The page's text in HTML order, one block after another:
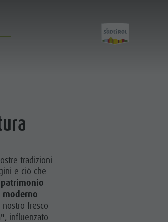
& Ristoranti
the Mountain
tradizioni
e ciò che
patrimonio
moderno
fresco
, influenzato